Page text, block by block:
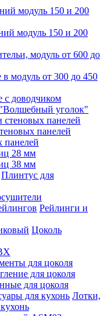
модуль 150 и 200
модуль 150 и 200
модуль от 600 до
модуль от 300 до 450
доводчиком
уголок"
панелей
панелей
28 мм
38 мм
Плинтус для
Рейлинги и
Цоколь
для цоколя
для цоколя
для цоколя
Лотки,